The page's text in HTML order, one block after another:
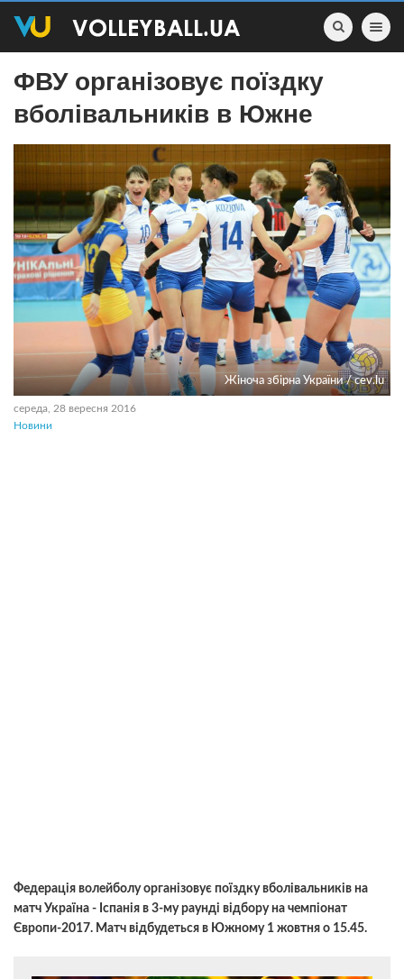
Toggle
ФВУ організовує поїздку
вболівальників в Южне
Жiноча збірна України / cev.lu
середа, 28 вересня 2016
Новини
Федерація волейболу організовує поїздку вболівальників на
матч Україна - Іспанія в 3-му раунді відбору на чемпіонат
Європи-2017. Матч відбудеться в Южному 1 жовтня о 15.45.